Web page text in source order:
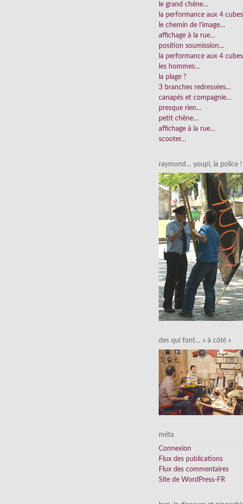
le grand chêne…
la performance aux 4
le chemin de l’image…
affichage à la rue…
position soumission…
la performance aux 4 cubes
les hommes…
la plage ?
3 branches redressées…
canapés et compagnie…
presque rien…
petit chêne…
affichage à la rue…
scooter…
raymond… youpi, la police !
des qui font… « à côté »
méta
Connexion
Flux des publications
Flux des commentaires
Site de WordPress-FR